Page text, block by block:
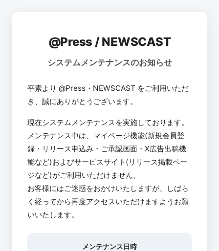
@Press / NEWSCAST
システムメンテナンスのお知らせ
平素より @Press・NEWSCAST をご利用いただ
き、誠にありがとうございます。
現在システムメンテナンスを実施しております。
メンテナンス中は、マイページ機能(新規会員登
録・リリース申込み・ご承認画面・X広告出稿機
能など)およびサービスサイト(リリース掲載ペー
ジなど)がご利用いただけません。
お客様にはご迷惑をおかけいたしますが、しばら
く経ってから再度アクセスいただけますようお願
いいたします。
メンテナンス日時